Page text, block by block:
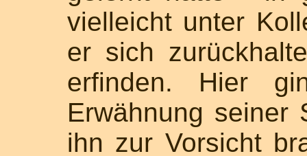
vielleicht unter
er sich
erfinden. Hier
Erwähnung seiner
ihn zur Vorsicht